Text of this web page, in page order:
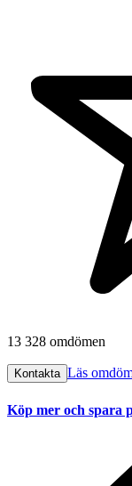
13 328 omdömen
Kontakta Läs
Köp mer och spara